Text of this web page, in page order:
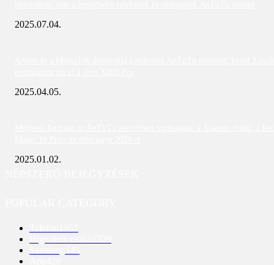
2025.07.04.
2025.04.05.
2025.01.02.